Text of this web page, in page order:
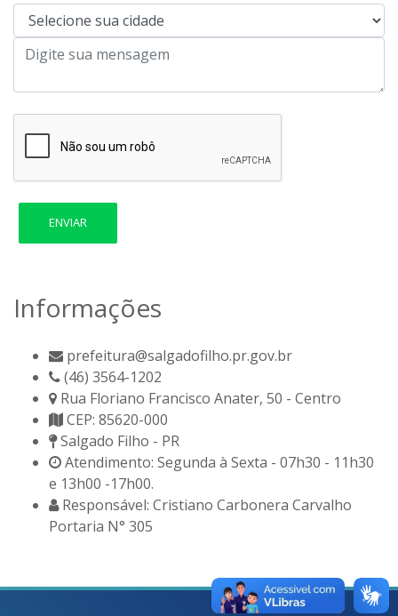
ENVIAR
Informações
prefeitura@salgadofilho.pr.gov.br
(46) 3564-1202
Rua Floriano Francisco Anater, 50 - Centro
CEP: 85620-000
Salgado Filho - PR
Atendimento: Segunda à Sexta - 07h30 - 11h30
e 13h00 -17h00.
Responsável: Cristiano Carbonera Carvalho
Portaria N° 305